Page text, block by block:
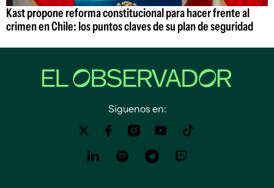
Kast propone reforma constitucional para hacer frente al
crimen en Chile: los puntos claves de su plan de seguridad
Siguenos en: